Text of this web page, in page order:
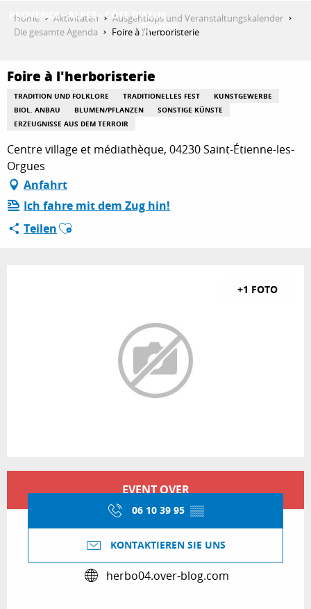
contenu
AKTIVITÄTEN
AUFENTHALT
ESPACE PRO
Home Aktivitäten
Ausgehtipps und Veranstaltungskalender
Die gesamte Agenda
Foire à l'herboristerie
Foire à l'herboristerie
TRADITION UND FOLKLORE TRADITIONELLES FEST
KUNSTGEWERBE
BIOL. ANBAU
BLUMEN/PFLANZEN
SONSTIGE KÜNSTE
ERZEUGNISSE AUS DEM TERROIR
Centre village et médiathèque, 04230 Saint-Étienne-les-
Orgues
Anfahrt
Ich fahre mit dem Zug hin!
TeilenAjouter aux favoris
+1 FOTO
EVENT OVER
06 10 39 95 ▒▒
KONTAKTIEREN SIE UNS
herbo04.over-blog.com